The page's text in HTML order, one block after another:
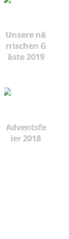
Unsere nä
rrischen G
äste 2019
Adventsfe
ier 2018